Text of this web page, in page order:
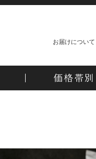
お届けについて